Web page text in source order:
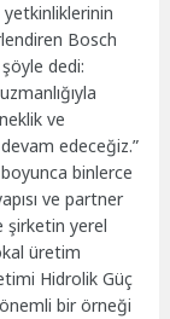
Bosch
dedi:
ve
edeceğiz.”
binlerce
ve partner
şirketin yerel
üretim
Hidrolik Güç
bir örneği